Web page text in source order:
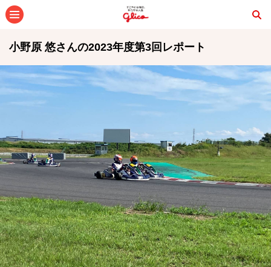
小野原 悠さんの2023年度第3回レポート